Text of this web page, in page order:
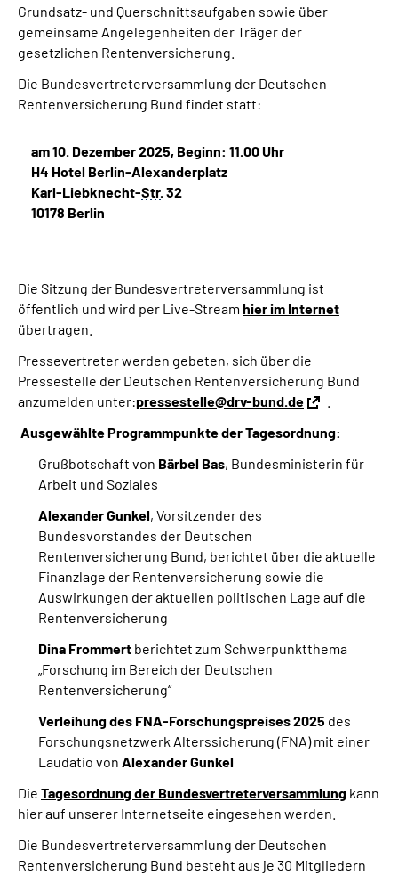
Grundsatz- und Querschnittsaufgaben sowie über
gemeinsame Angelegenheiten der Träger der
gesetzlichen Rentenversicherung.
Die Bundesvertreterversammlung der Deutschen
Rentenversicherung Bund findet statt:
am 10. Dezember 2025, Beginn: 11.00 Uhr
H4 Hotel Berlin-Alexanderplatz
Karl-Liebknecht-Str.32
10178 Berlin
Die Sitzung der Bundesvertreterversammlung ist
öffentlich und wird per Live-Stream hier im Internet
übertragen.
Pressevertreter werden gebeten, sich über die
Pressestelle der Deutschen Rentenversicherung Bund
anzumelden unter:pressestelle@drv-bund.de
Ausgewählte Programmpunkte der Tagesordnung:
Grußbotschaft von Bärbel Bas, Bundesministerin für
Arbeit und Soziales
Alexander Gunkel, Vorsitzender des
Bundesvorstandes der Deutschen
Rentenversicherung Bund, berichtet über die aktuelle
Finanzlage der Rentenversicherung sowie die
Auswirkungen der aktuellen politischen Lage auf die
Rentenversicherung
Dina Frommert berichtet zum Schwerpunktthema
„Forschung im Bereich der Deutschen
Rentenversicherung“
Verleihung des FNA-Forschungspreises 2025 des
Forschungsnetzwerk Alterssicherung (FNA) mit einer
Laudatio von Alexander Gunkel
Die Tagesordnung der Bundesvertreterversammlung kann
hier auf unserer Internetseite eingesehen werden.
Die Bundesvertreterversammlung der Deutschen
Rentenversicherung Bund besteht aus je 30 Mitgliedern